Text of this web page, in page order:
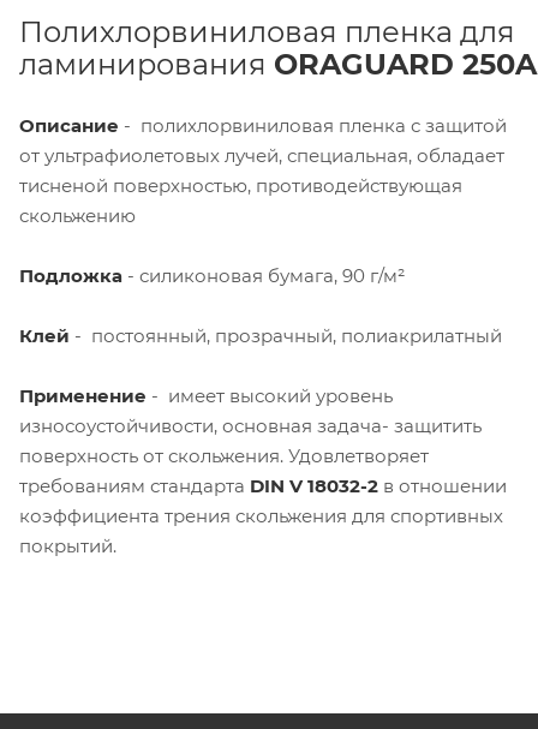
Полихлорвиниловая пленка для
ламинирования ORAGUARD 250
Описание - полихлорвиниловая пленка с защитой
от ультрафиолетовых лучей, специальная, обладает
тисненой поверхностью, противодействующая
скольжению
Подложка - силиконовая бумага, 90 г/м²
Клей - постоянный, прозрачный, полиакрилатный
Применение - имеет высокий уровень
износоустойчивости, основная задача- защитить
поверхность от скольжения. Удовлетворяет
требованиям стандарта DIN V 18032-2 в отношении
коэффициента трения скольжения для спортивных
покрытий.